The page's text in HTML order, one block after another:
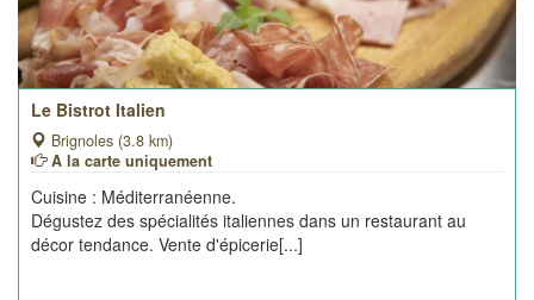
Le Bistrot Italien
Brignoles (3.8 km)
A la carte uniquement
Cuisine : Méditerranéenne.
Dégustez des spécialités italiennes dans un restaurant au
décor tendance. Vente d'épicerie[...]